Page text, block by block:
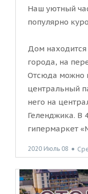
Наш уютный
популярно
Дом находится
города, на
Отсюда можно
центральный
него на
Геленджика. В
гипермаркет
2020 Июль 08 ●